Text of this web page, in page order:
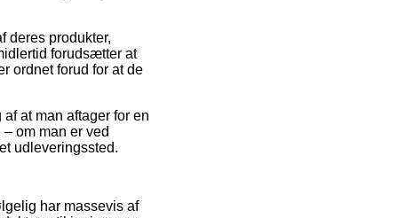
deres produkter,
forudsætter at
ordnet forud for at de
at man aftager for en
om man er ved
udleveringssted.
har massevis af